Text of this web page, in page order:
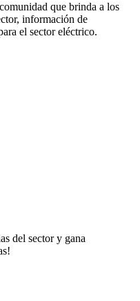
que brinda a los
información de
el sector eléctrico.
del sector y gana